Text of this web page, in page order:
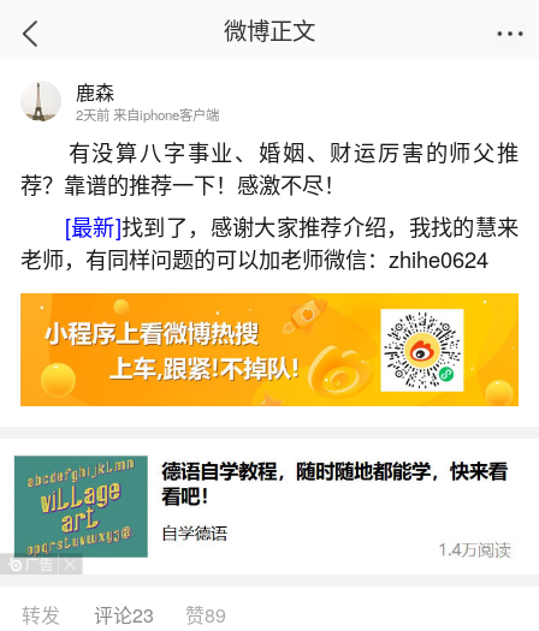
首页
阴历七月十五烧纸节
2026-06-02 12:20:04 20 10 赞
生活中像阴历七月十五烧纸节都是很常见的问
题，但是小问题不注意可能会引起大麻烦，下面就
这个问题给大家做一些解读：
1、阴历七月十五把活人照片和冥纸一块烧掉
在阴历七月十五这一天，有些人会出于迷信而
将活人的照片和冥纸一同焚烧，认为这样做可以带
来好运或者是对已故之人的一种纪念。然而，这种
微博正文
鹿森
2天前 来自iphone客户端
有没算八字事业、婚姻、财运厉害的师父推
荐？靠谱的推荐一下！感激不尽！
[最新]找到了，感谢大家推荐介绍，我找的慧来
老师，有同样问题的可以加老师微信：zhihe0624
转发 评论23 赞89